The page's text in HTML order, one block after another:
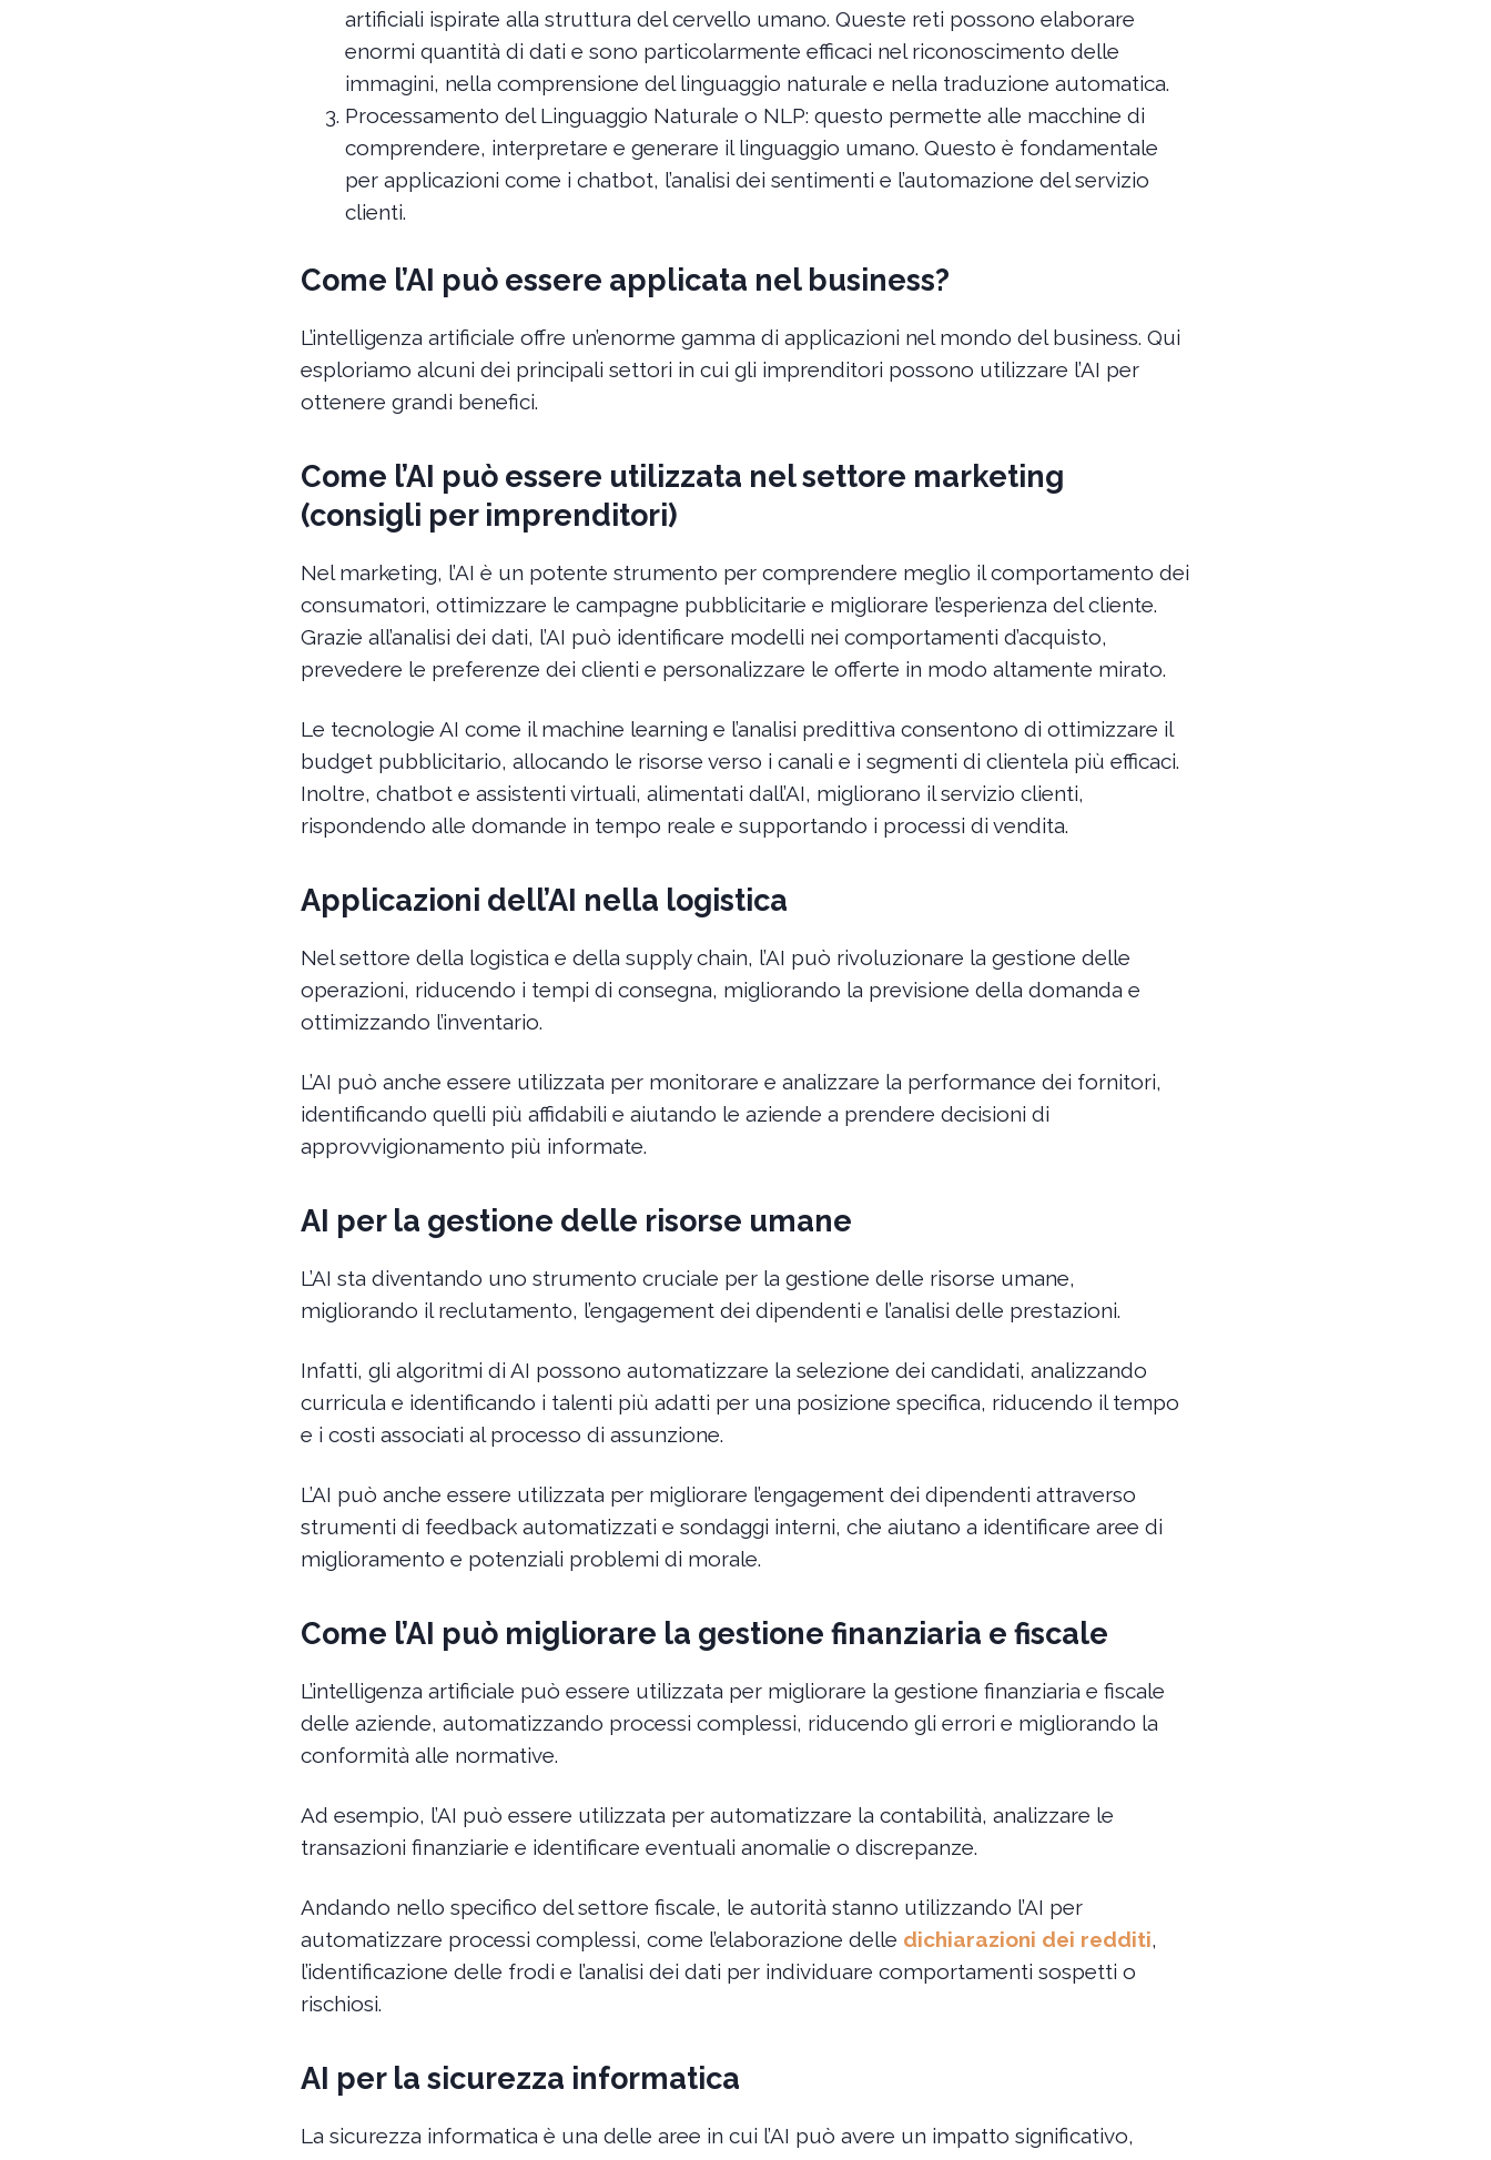
artificiali ispirate alla struttura del cervello umano. Queste reti possono elaborare
enormi quantità di dati e sono particolarmente efficaci nel riconoscimento delle
immagini, nella comprensione del linguaggio naturale e nella traduzione automatica.
Processamento del Linguaggio Naturale o NLP: questo permette alle macchine di
comprendere, interpretare e generare il linguaggio umano. Questo è fondamentale
per applicazioni come i chatbot, l’analisi dei sentimenti e l’automazione del servizio
clienti.
Come l’AI può essere applicata nel business?
L’intelligenza artificiale offre un’enorme gamma di applicazioni nel mondo del business. Qui
esploriamo alcuni dei principali settori in cui gli imprenditori possono utilizzare l’AI per
ottenere grandi benefici.
Come l’AI può essere utilizzata nel settore marketing
(consigli per imprenditori)
Nel marketing, l’AI è un potente strumento per comprendere meglio il comportamento dei
consumatori, ottimizzare le campagne pubblicitarie e migliorare l’esperienza del cliente.
Grazie all’analisi dei dati, l’AI può identificare modelli nei comportamenti d’acquisto,
prevedere le preferenze dei clienti e personalizzare le offerte in modo altamente mirato.
Le tecnologie AI come il machine learning e l’analisi predittiva consentono di ottimizzare il
budget pubblicitario, allocando le risorse verso i canali e i segmenti di clientela più efficaci.
Inoltre, chatbot e assistenti virtuali, alimentati dall’AI, migliorano il servizio clienti,
rispondendo alle domande in tempo reale e supportando i processi di vendita.
Applicazioni dell’AI nella logistica
Nel settore della logistica e della supply chain, l’AI può rivoluzionare la gestione delle
operazioni, riducendo i tempi di consegna, migliorando la previsione della domanda e
ottimizzando l’inventario.
L’AI può anche essere utilizzata per monitorare e analizzare la performance dei fornitori,
identificando quelli più affidabili e aiutando le aziende a prendere decisioni di
approvvigionamento più informate.
AI per la gestione delle risorse umane
L’AI sta diventando uno strumento cruciale per la gestione delle risorse umane,
migliorando il reclutamento, l’engagement dei dipendenti e l’analisi delle prestazioni.
Infatti, gli algoritmi di AI possono automatizzare la selezione dei candidati, analizzando
curricula e identificando i talenti più adatti per una posizione specifica, riducendo il tempo
e i costi associati al processo di assunzione.
L’AI può anche essere utilizzata per migliorare l’engagement dei dipendenti attraverso
strumenti di feedback automatizzati e sondaggi interni, che aiutano a identificare aree di
miglioramento e potenziali problemi di morale.
Come l’AI può migliorare la gestione finanziaria e fiscale
L’intelligenza artificiale può essere utilizzata per migliorare la gestione finanziaria e fiscale
delle aziende, automatizzando processi complessi, riducendo gli errori e migliorando la
conformità alle normative.
Ad esempio, l’AI può essere utilizzata per automatizzare la contabilità, analizzare le
transazioni finanziarie e identificare eventuali anomalie o discrepanze.
Andando nello specifico del settore fiscale, le autorità stanno utilizzando l’AI per
automatizzare processi complessi, come l’elaborazione delle dichiarazioni dei redditi,
l’identificazione delle frodi e l’analisi dei dati per individuare comportamenti sospetti o
rischiosi.
AI per la sicurezza informatica
La sicurezza informatica è una delle aree in cui l’AI può avere un impatto significativo,